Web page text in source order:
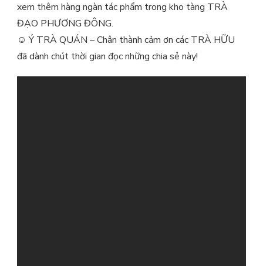
xem thêm hàng ngàn tác phẩm trong kho tàng TRÀ
ĐẠO PHƯƠNG ĐÔNG.
☺ Ý TRÀ QUÁN – Chân thành cảm ơn các TRÀ HỮU
đã dành chút thời gian đọc những chia sẻ này!